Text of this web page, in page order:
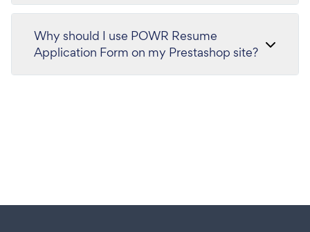
Why should I use POWR Resume
Application Form on my Prestashop site?